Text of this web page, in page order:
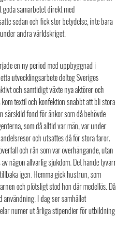
samarbetet direkt med
sedan och fick stor betydelse, inte bara
andra världskriget.
en ny period med uppbyggnad i
utvecklingsarbete deltog Sveriges
och samtidigt växte nya aktörer och
textil och konfektion snabbt att bli stora
särskild fond för änkor som då behövde
som då alltid var män, var under
och utsattes då för stora faror.
och rån som var överhängande, utan
någon allvarlig sjukdom. Det hände tyvärr
igen. Hemma gick hustrun, som
och plötsligt stod hon där medellös. Då
användning. I dag ser samhället
numer ut årliga stipendier för utbildning